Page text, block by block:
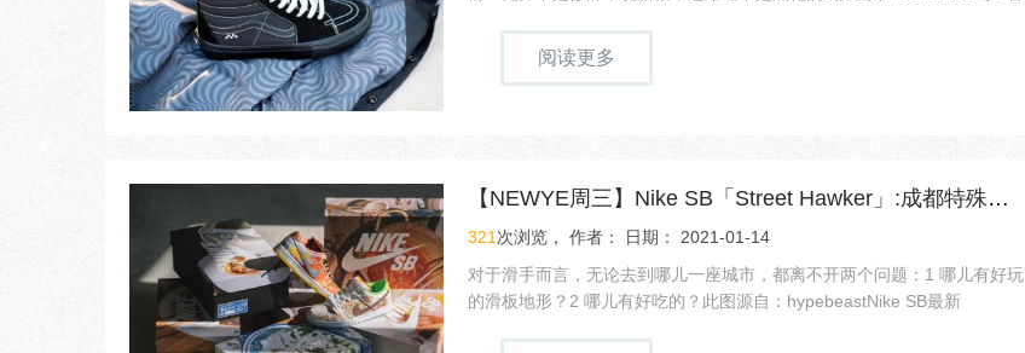
阅读更多
【NEWYE周三】Nike SB「Street Hawker」:成都特殊鞋盒
321 次浏览， 作者： 日期： 2021-01-14
对于滑手而言，无论去到哪儿一座城市，都离不开两个问题：1 哪儿有好玩
的滑板地形？2 哪儿有好吃的？此图源自：hypebeastNike SB最新